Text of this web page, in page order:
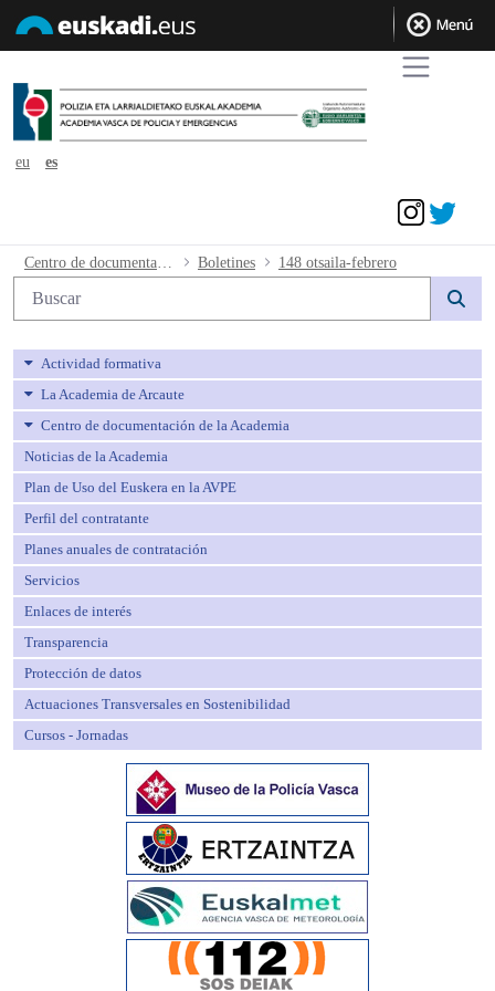
eu
es
148 otsaila-febrero - avpe
Boletines 148 otsaila-febrero
Búsqueda web
Actividad formativa
La Academia de Arcaute
Centro de documentación de la Academia
Noticias de la Academia
Plan de Uso del Euskera en la AVPE
Perfil del contratante
Planes anuales de contratación
Servicios
Enlaces de interés
Transparencia
Protección de datos
Actuaciones Transversales en Sostenibilidad
Cursos - Jornadas